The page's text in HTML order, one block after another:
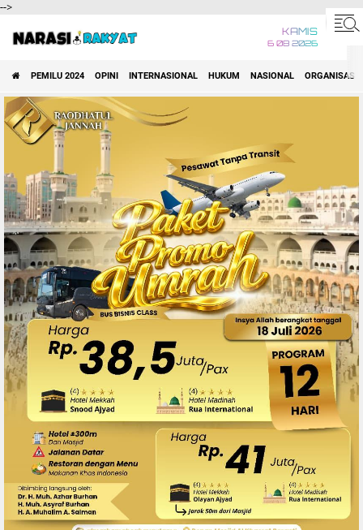
-->
KAMIS
6 08 2026
PEMILU 2024 OPINI INTERNASIONAL HUKUM NASIONAL ORGANISASI